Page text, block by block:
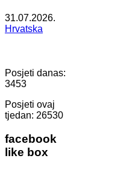
31.07.2026.
Hrvatska
Posjeti danas:
3453
Posjeti ovaj
tjedan: 26530
facebook
like box